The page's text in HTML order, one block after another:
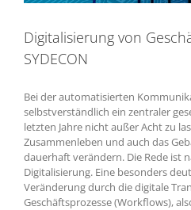
Digitalisierung von
SYDECON
Bei der automatisierten
selbstverständlich ein zentraler
letzten Jahre nicht außer Acht zu
Zusammenleben und auch das
dauerhaft verändern. Die Rede ist
Digitalisierung. Eine besonders
Veränderung durch die digitale
Geschäftsprozesse (Workflows),